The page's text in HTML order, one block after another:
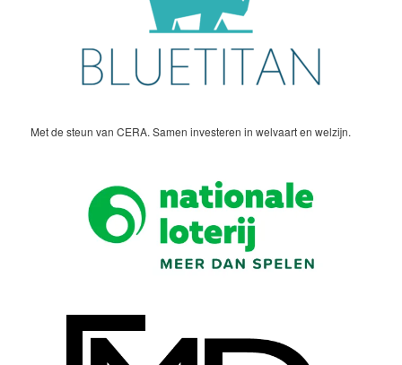
Met de steun van CERA. Samen investeren in welvaart en welzijn.